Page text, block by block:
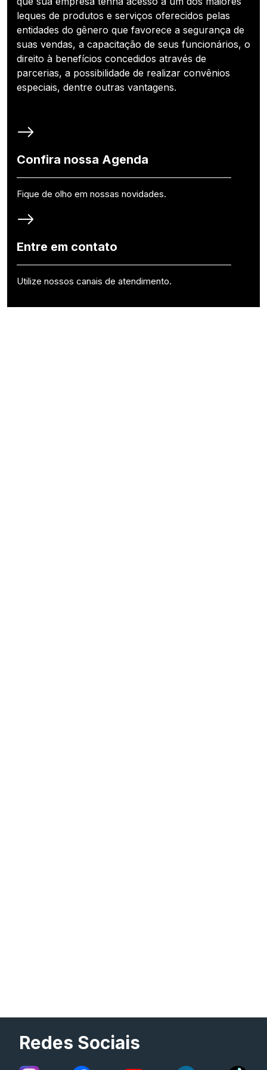
leques de produtos e serviços oferecidos pelas
entidades do gênero que favorece a segurança de
suas vendas, a capacitação de seus funcionários, o
direito à benefícios concedidos através de
parcerias, a possibilidade de realizar convênios
especiais, dentre outras vantagens.
Confira nossa Agenda
Fique de olho em nossas novidades.
Entre em contato
Utilize nossos canais de atendimento.
Redes Sociais